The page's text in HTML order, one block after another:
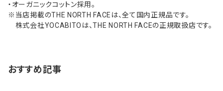
・オーガニックコットン採用。
※当店掲載のTHE NORTH FACEは、全て国内正規品です。
株式会社YOCABITOは、THE NORTH FACEの正規取扱店です。
おすすめ記事